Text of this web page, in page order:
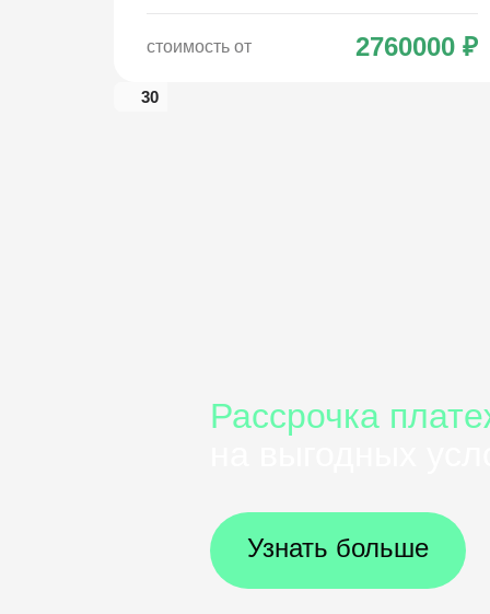
стоимость от 2760000 ₽
30
Рассрочка
Узнать больше